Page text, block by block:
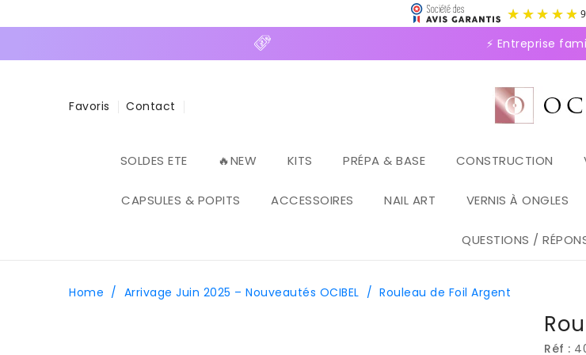
⚡ Entreprise
Favoris Contact
SOLDES ETE 🔥NEW KITS PRÉPA & BASE CONSTRUCTION
CAPSULES & POPITS ACCESSOIRES NAIL ART VERNIS À ONGLES
QUESTIONS /
Home / Arrivage Juin 2025 – Nouveautés OCIBEL / Rouleau de Foil Argent
Réf :